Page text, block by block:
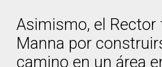
Asimismo, el Rector
Manna por
camino en un área